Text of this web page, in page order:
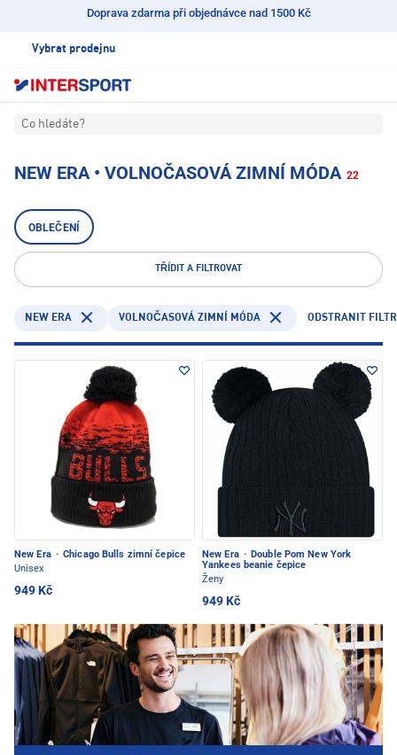
Doprava zdarma při objednávce nad 1500 Kč
Vybrat prodejnu
Co hledáte?
NEW ERA • VOLNOČASOVÁ ZIMNÍ MÓDA 22
OBLEČENÍ
TŘÍDIT A FILTROVAT
NEW ERA VOLNOČASOVÁ ZIMNÍ MÓDA ODSTRANIT FILTR
New Era · Chicago Bulls zimní čepice
Unisex
949 Kč
New Era · Double Pom New York
Yankees beanie čepice
Ženy
949 Kč